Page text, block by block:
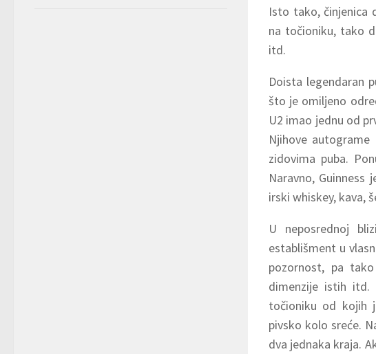
Isto tako, činjenica
na točioniku, tako
itd.
Doista legendaran
što je omiljeno
U2 imao jednu od
Njihove
zidovima puba.
Naravno,
irski whiskey, kava,
U neposrednoj
establišment u
pozornost, pa
dimenzije istih itd.
točioniku od kojih
pivsko kolo sreće.
dva jednaka kraja.